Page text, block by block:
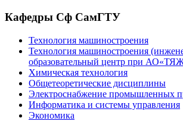
Кафедры Сф СамГТУ
Технология машиностроения
Технология машиностроения
образовательный центр при
Химическая технология
Общетеоретические дисциплины
Электроснабжение промышленных
Информатика и системы управления
Экономика